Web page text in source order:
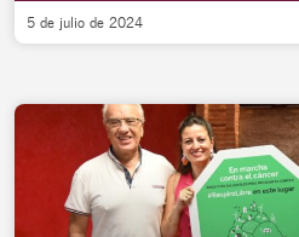
5 de julio de 2024